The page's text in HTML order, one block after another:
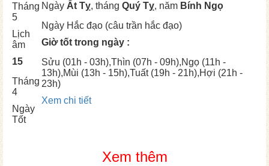
Tháng
5
Lịch
âm
15
Tháng
4
Ngày
Tốt
Ngày Ất Tỵ, tháng Quý Tỵ, năm Bính Ngọ
Ngày Hắc đạo (câu trần hắc đạo)
Giờ tốt trong ngày :
Sửu (01h - 03h),Thìn (07h - 09h),Ngọ (11h -
13h),Mùi (13h - 15h),Tuất(19h - 21h),Hợi (21h -
23h)
Xem chi tiết
Xem thêm